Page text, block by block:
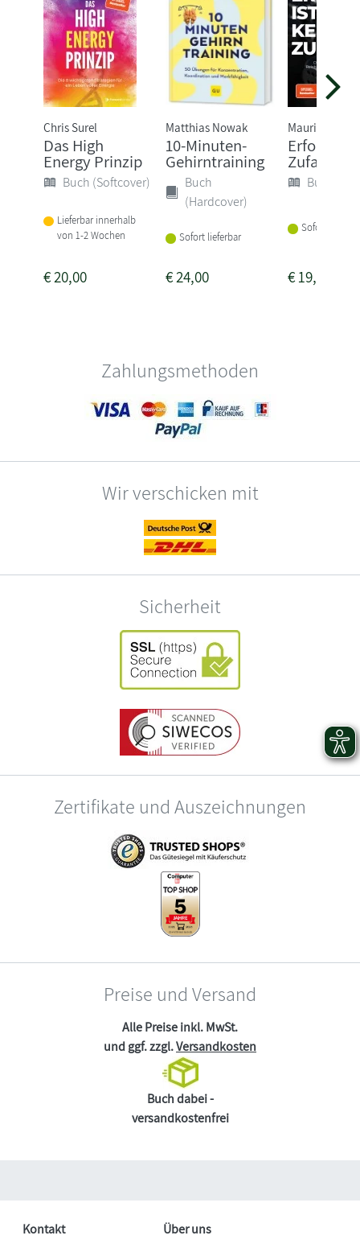
Chris Surel
Das High
Energy Prinzip
Buch (Softcover)
Lieferbar innerhalb
von 1-2 Wochen
€20,00
Matthias Nowak
10-Minuten-
Gehirntraining
Buch
(Hardcover)
Sofort lieferbar
€24,00
Maurice Bork
Erfolg ist
Zufall
Buch
Sofort
€19,90
Zahlungsmethoden
Wir verschicken mit
Sicherheit
Zertifikate und Auszeichnungen
Preise und Versand
Alle Preise inkl. MwSt.
und ggf. zzgl.Versandkosten
Buch dabei -
versandkostenfrei
Kontakt Über uns